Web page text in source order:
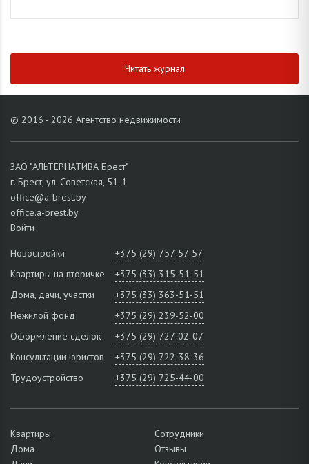
Читать журнал
© 2016 - 2026 Агентство недвижимости
ЗАО "АЛЬТЕРНАТИВА Брест"
г. Брест, ул. Советская, 51-1
office@a-brest.by
office.a-brest.by
Войти
Новостройки
+375 (29) 757-57-57
Квартиры на вторичке
+375 (33) 315-51-51
Дома, дачи, участки
+375 (33) 363-51-51
Нежилой фонд
+375 (29) 239-52-00
Оформление сделок
+375 (29) 727-02-07
Консультации юристов
+375 (29) 722-38-36
Трудоустройство
+375 (29) 725-44-00
Квартиры
Дома
Сотрудники
Отзывы